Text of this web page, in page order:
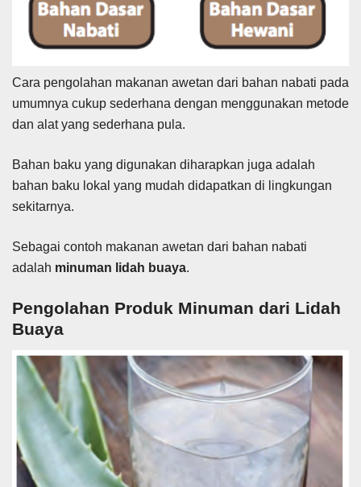
Cara pengolahan makanan awetan dari bahan nabati pada
umumnya cukup sederhana dengan menggunakan metode
dan alat yang sederhana pula.
Bahan baku yang digunakan diharapkan juga adalah
bahan baku lokal yang mudah didapatkan di lingkungan
sekitarnya.
Sebagai contoh makanan awetan dari bahan nabati
adalah minuman lidah buaya.
Pengolahan Produk Minuman dari Lidah
Buaya